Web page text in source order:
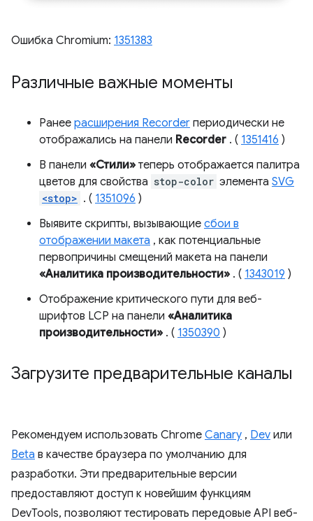
Ошибка Chromium: 1351383
Различные важные моменты
Ранее расширения Recorder периодически не
отображались на панели Recorder . ( 1351416 )
В панели «Стили» теперь отображается палитра
цветов для свойства stop-color элемента SVG
<stop> . ( 1351096 )
Выявите скрипты, вызывающие сбои в
отображении макета , как потенциальные
первопричины смещений макета на панели
«Аналитика производительности» . ( 1343019 )
Отображение критического пути для веб-
шрифтов LCP на панели «Аналитика
производительности» . ( 1350390 )
Загрузите предварительные каналы
Рекомендуем использовать Chrome Canary , Dev или
Beta в качестве браузера по умолчанию для
разработки. Эти предварительные версии
предоставляют доступ к новейшим функциям
DevTools, позволяют тестировать передовые API веб-